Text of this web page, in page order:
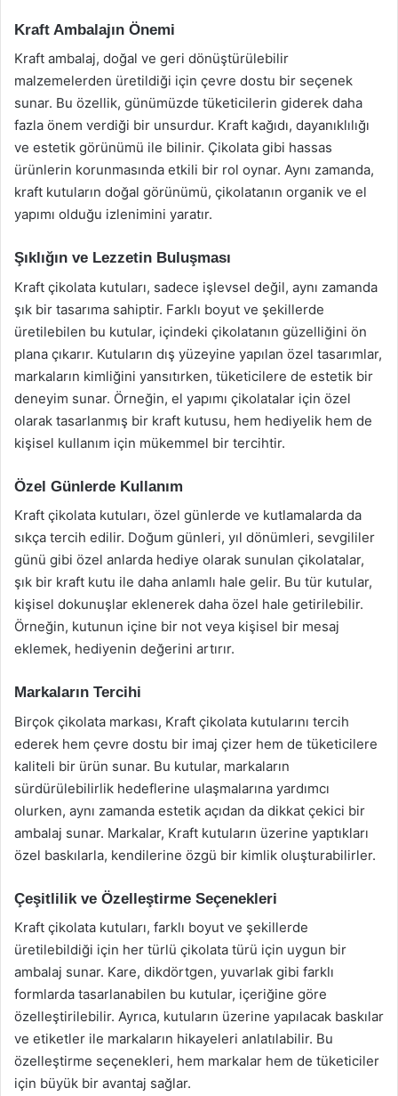
Kraft Ambalajın Önemi
Kraft ambalaj, doğal ve geri dönüştürülebilir
malzemelerden üretildiği için çevre dostu bir seçenek
sunar. Bu özellik, günümüzde tüketicilerin giderek daha
fazla önem verdiği bir unsurdur. Kraft kağıdı, dayanıklılığı
ve estetik görünümü ile bilinir. Çikolata gibi hassas
ürünlerin korunmasında etkili bir rol oynar. Aynı zamanda,
kraft kutuların doğal görünümü, çikolatanın organik ve el
yapımı olduğu izlenimini yaratır.
Şıklığın ve Lezzetin Buluşması
Kraft çikolata kutuları, sadece işlevsel değil, aynı zamanda
şık bir tasarıma sahiptir. Farklı boyut ve şekillerde
üretilebilen bu kutular, içindeki çikolatanın güzelliğini ön
plana çıkarır. Kutuların dış yüzeyine yapılan özel tasarımlar,
markaların kimliğini yansıtırken, tüketicilere de estetik bir
deneyim sunar. Örneğin, el yapımı çikolatalar için özel
olarak tasarlanmış bir kraft kutusu, hem hediyelik hem de
kişisel kullanım için mükemmel bir tercihtir.
Özel Günlerde Kullanım
Kraft çikolata kutuları, özel günlerde ve kutlamalarda da
sıkça tercih edilir. Doğum günleri, yıl dönümleri, sevgililer
günü gibi özel anlarda hediye olarak sunulan çikolatalar,
şık bir kraft kutu ile daha anlamlı hale gelir. Bu tür kutular,
kişisel dokunuşlar eklenerek daha özel hale getirilebilir.
Örneğin, kutunun içine bir not veya kişisel bir mesaj
eklemek, hediyenin değerini artırır.
Markaların Tercihi
Birçok çikolata markası, Kraft çikolata kutularını tercih
ederek hem çevre dostu bir imaj çizer hem de tüketicilere
kaliteli bir ürün sunar. Bu kutular, markaların
sürdürülebilirlik hedeflerine ulaşmalarına yardımcı
olurken, aynı zamanda estetik açıdan da dikkat çekici bir
ambalaj sunar. Markalar, Kraft kutuların üzerine yaptıkları
özel baskılarla, kendilerine özgü bir kimlik oluşturabilirler.
Çeşitlilik ve Özelleştirme Seçenekleri
Kraft çikolata kutuları, farklı boyut ve şekillerde
üretilebildiği için her türlü çikolata türü için uygun bir
ambalaj sunar. Kare, dikdörtgen, yuvarlak gibi farklı
formlarda tasarlanabilen bu kutular, içeriğine göre
özelleştirilebilir. Ayrıca, kutuların üzerine yapılacak baskılar
ve etiketler ile markaların hikayeleri anlatılabilir. Bu
özelleştirme seçenekleri, hem markalar hem de tüketiciler
için büyük bir avantaj sağlar.